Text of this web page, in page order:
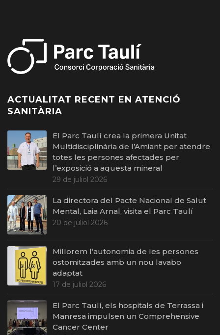
ACTUALITAT RECENT EN ATENCIÓ
SANITÀRIA
El Parc Taulí crea la primera Unitat
Multidisciplinària de l’Amiant per atendre
totes les persones afectades per
l’exposició a aquesta mineral
29 de juliol 2026
La directora del Pacte Nacional de Salut
Mental, Laia Arnal, visita el Parc Taulí
20 de juliol 2026
Millorem l’autonomia de les persones
ostomitzades amb un nou lavabo
adaptat
17 de juliol 2026
El Parc Taulí, els hospitals de Terrassa i
Manresa impulsen un Comprehensive
Cancer Center